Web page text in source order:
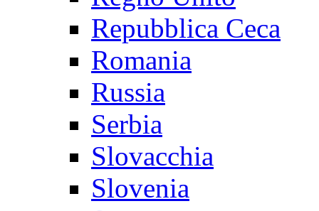
Repubblica Ceca
Romania
Russia
Serbia
Slovacchia
Slovenia